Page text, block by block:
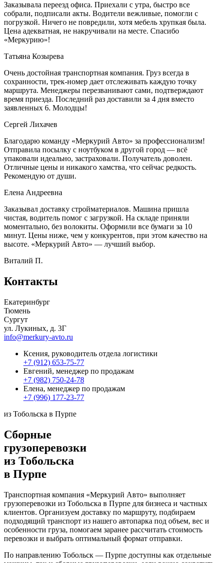
Заказывала переезд офиса. Приехали с утра, быстро все
собрали, подписали акты. Водители вежливые, помогли с
погрузкой. Ничего не повредили, хотя мебель хрупкая была.
Цена адекватная, не накручивали на месте. Спасибо
«Меркурию»!
Татьяна Козырева
Очень достойная транспортная компания. Груз всегда в
сохранности, трек-номер дает отслеживать каждую точку
маршрута. Менеджеры перезванивают сами, подтверждают
время приезда. Последний раз доставили за 4 дня вместо
заявленных 6. Молодцы!
Сергей Лихачев
Благодарю команду «Меркурий Авто» за профессионализм!
Отправила посылку с ноутбуком в другой город — всё
упаковали идеально, застраховали. Получатель доволен.
Отличные цены и никакого хамства, что сейчас редкость.
Рекомендую от души.
Елена Андреевна
Заказывал доставку стройматериалов. Машина пришла
чистая, водитель помог с загрузкой. На складе приняли
моментально, без волокиты. Оформили все бумаги за 10
минут. Цены ниже, чем у конкурентов, при этом качество на
высоте. «Меркурий Авто» — лучший выбор.
Виталий П.
Контакты
Екатеринбург
Тюмень
Сургут
ул. Лукиных, д. 3Г
info@merkury-avto.ru
Ксения, руководитель отдела логистики
+7 (912) 653-75-77
Евгений, менеджер по продажам
+7 (982) 750-24-78
Елена, менеджер по продажам
+7 (996) 177-23-77
из Тобольска в Пурпе
Сборные
грузоперевозки
из Тобольска
в Пурпе
Транспортная компания «Меркурий Авто» выполняет
грузоперевозки из Тобольска в Пурпе для бизнеса и частных
клиентов. Организуем доставку по маршруту, подбираем
подходящий транспорт из нашего автопарка под объем, вес и
особенности груза, помогаем заранее рассчитать стоимость
перевозки и выбрать оптимальный формат отправки.
По направлению Тобольск — Пурпе доступны как отдельные